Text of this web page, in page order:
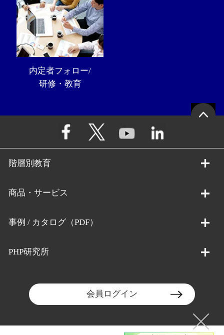
内定者フォロー/
研修・教育
階層別教育
商品・サービス
事例 / カタログ（PDF）
PHP研究所
会員ログイン